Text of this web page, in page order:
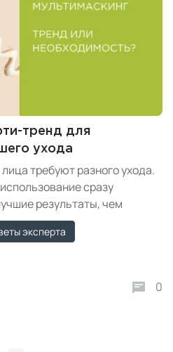
тренд для
ухода
требуют разного ухода.
сразу
результаты, чем
всё лицо.
эксперта
0